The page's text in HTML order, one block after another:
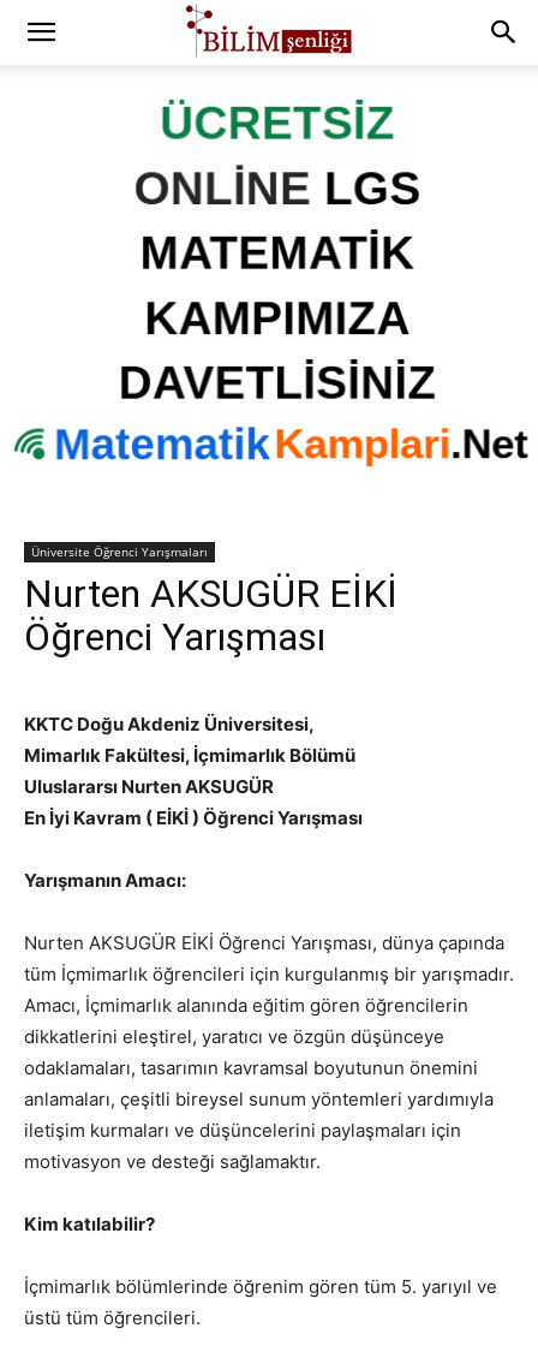
Üniversite Öğrenci Yarışmaları
Nurten AKSUGÜR EİKİ
Öğrenci Yarışması
KKTC Doğu Akdeniz Üniversitesi,
Mimarlık Fakültesi, İçmimarlık Bölümü
Uluslararsı Nurten AKSUGÜR
En İyi Kavram ( EİKİ ) Öğrenci Yarışması
Yarışmanın Amacı:
Nurten AKSUGÜR EİKİ Öğrenci Yarışması, dünya çapında
tüm İçmimarlık öğrencileri için kurgulanmış bir yarışmadır.
Amacı, İçmimarlık alanında eğitim gören öğrencilerin
dikkatlerini eleştirel, yaratıcı ve özgün düşünceye
odaklamaları, tasarımın kavramsal boyutunun önemini
anlamaları, çeşitli bireysel sunum yöntemleri yardımıyla
iletişim kurmaları ve düşüncelerini paylaşmaları için
motivasyon ve desteği sağlamaktır.
Kim katılabilir?
İçmimarlık bölümlerinde öğrenim gören tüm 5. yarıyıl ve
üstü tüm öğrencileri.